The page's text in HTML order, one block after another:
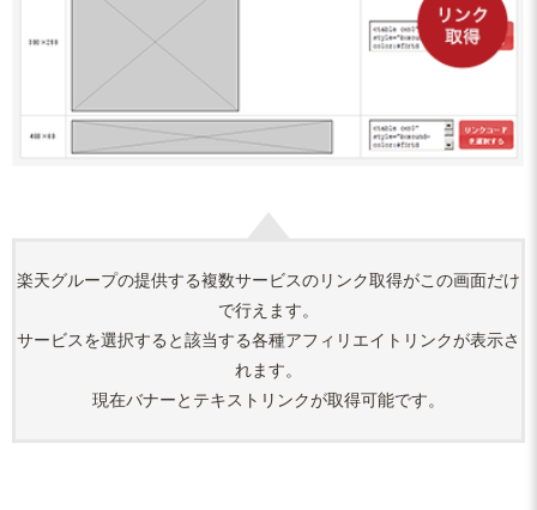
楽天グループの提供する複数サービスのリンク取得がこの画面だけ
で行えます。
サービスを選択すると該当する各種アフィリエイトリンクが表示さ
れます。
現在バナーとテキストリンクが取得可能です。